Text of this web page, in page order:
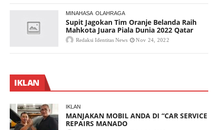
MINAHASA OLAHRAGA
Supit Jagokan Tim Oranje Belanda Raih
Mahkota Juara Piala Dunia 2022 Qatar
Redaksi Identitas News Nov 24, 2022
IKLAN
IKLAN
MANJAKAN MOBIL ANDA DI “CAR SERVICE
REPAIRS MANADO